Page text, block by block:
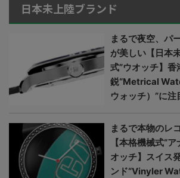
日本未上陸ブランド
まるで夜空、パ
が美しい【日本
式”ウオッチ】香
鋭“Metrical
ウォッチ）”に注
まるで本物のレ
【本格機械式“
オッチ】スイス
ンド“Vinyler